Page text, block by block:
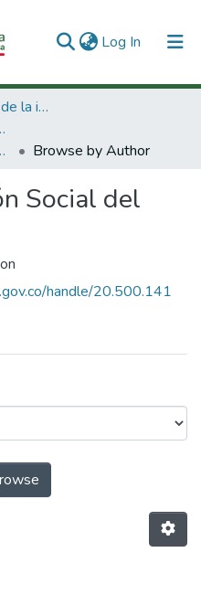
Log In (current)
2. Apropiación social de la información en Ciencia Tecnología e Innovación
de la CTeI
Browse by Author
Social del
handle/20.500.141
Social del